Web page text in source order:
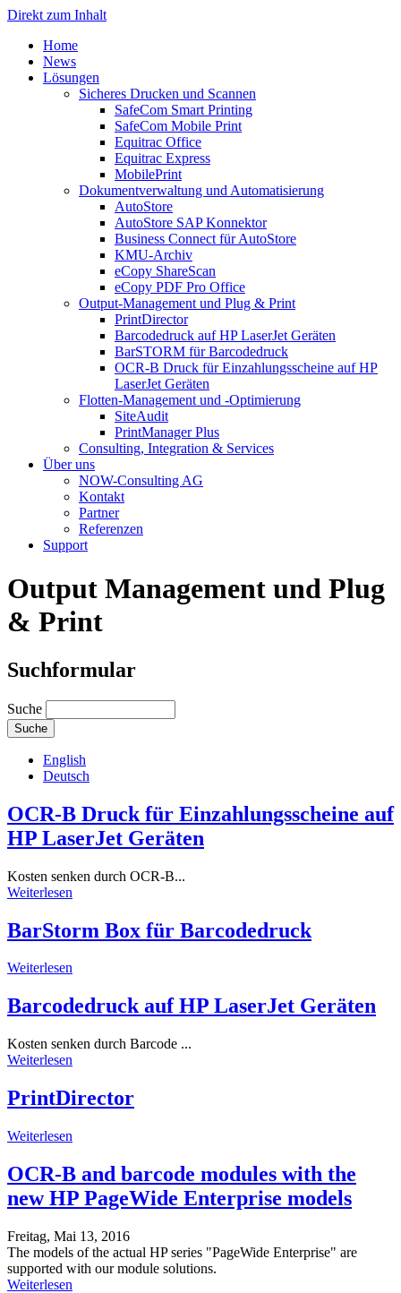
Direkt zum Inhalt
Home
News
Lösungen
Sicheres Drucken und Scannen
SafeCom Smart Printing
SafeCom Mobile Print
Equitrac Office
Equitrac Express
MobilePrint
Dokumentverwaltung und Automatisierung
AutoStore
AutoStore SAP Konnektor
Business Connect für AutoStore
KMU-Archiv
eCopy ShareScan
eCopy PDF Pro Office
Output-Management und Plug & Print
PrintDirector
Barcodedruck auf HP LaserJet Geräten
BarSTORM für Barcodedruck
OCR-B Druck für Einzahlungsscheine auf HP
LaserJet Geräten
Flotten-Management und -Optimierung
SiteAudit
PrintManager Plus
Consulting, Integration & Services
Über uns
NOW-Consulting AG
Kontakt
Partner
Referenzen
Support
Output Management und Plug
& Print
Suchformular
Suche
English
Deutsch
OCR-B Druck für Einzahlungsscheine auf
HP LaserJet Geräten
Kosten senken durch OCR-B...
Weiterlesen
BarStorm Box für Barcodedruck
Weiterlesen
Barcodedruck auf HP LaserJet Geräten
Kosten senken durch Barcode ...
Weiterlesen
PrintDirector
Weiterlesen
OCR-B and barcode modules with the
new HP PageWide Enterprise models
Freitag, Mai 13, 2016
The models of the actual HP series "PageWide Enterprise" are
supported with our module solutions.
Weiterlesen